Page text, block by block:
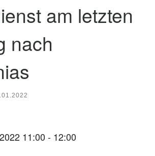
am letzten
nach
11:00 - 12:00